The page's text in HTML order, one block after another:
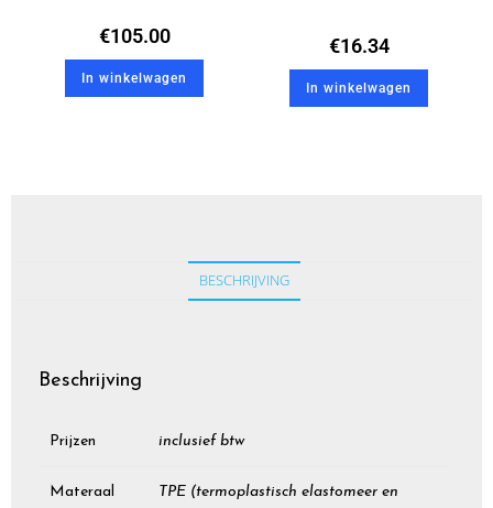
€105.00
In winkelwagen
€16.34
In winkelwagen
BESCHRIJVING
Beschrijving
Prijzen inclusief btw
Materaal
TPE (termoplastisch elastomeer en